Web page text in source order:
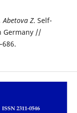
Abetova Z. Self-
Germany //